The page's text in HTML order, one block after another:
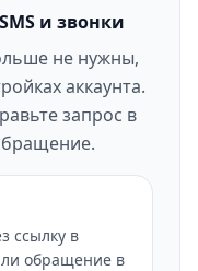
и звонки
не нужны,
аккаунта.
запрос в
ссылку в
обращение в